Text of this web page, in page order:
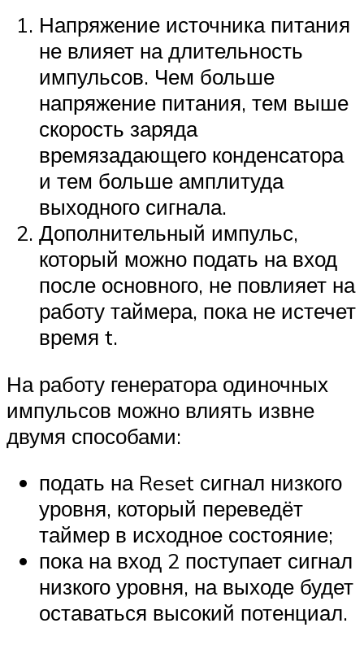
Напряжение источника питания
не влияет на длительность
импульсов. Чем больше
напряжение питания, тем выше
скорость заряда
времязадающего конденсатора
и тем больше амплитуда
выходного сигнала.
Дополнительный импульс,
который можно подать на вход
после основного, не повлияет на
работу таймера, пока не истечет
время t.
На работу генератора одиночных
импульсов можно влиять извне
двумя способами:
подать на Reset сигнал низкого
уровня, который переведёт
таймер в исходное состояние;
пока на вход 2 поступает сигнал
низкого уровня, на выходе будет
оставаться высокий потенциал.